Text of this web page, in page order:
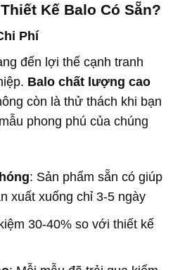
Kế Balo Có Sẵn?
Phí
đến lợi thế cạnh tranh
Balo chất lượng cao
còn là thử thách khi bạn
phong phú của chúng
: Sản phẩm sẵn có giúp
xuất xuống chỉ 3-5 ngày
30-40% so với thiết kế